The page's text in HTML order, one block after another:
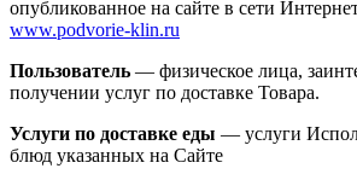
опубликованное на сайте в сети
www.podvorie-klin.ru
Пользователь — физическое лица,
получении услуг по доставке Товара.
Услуги по доставке еды — услуги
блюд указанных на Сайте